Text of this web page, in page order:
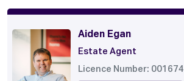
Aiden Egan
Estate Agent
Licence Number: 001674